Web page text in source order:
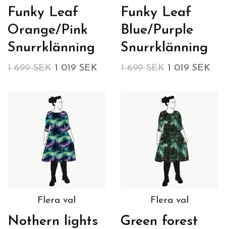
Funky Leaf
Orange/Pink
Snurrklänning
1 699 SEK 1 019 SEK
Funky Leaf
Blue/Purple
Snurrklänning
1 699 SEK 1 019 SEK
Flera val
Nothern lights
Flera val
Green forest